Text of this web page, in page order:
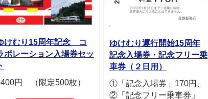
けむり15周年記念 コ
ボレーション入場券セッ
ト
円 （限定500枚）
ゆけむり運行開始15周年
記念入場券・記念フリー乗
車券（２日用）
①「記念入場券」170円、
②「記念フリー乗車券」